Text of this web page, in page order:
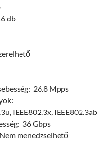
db
26.8 Mpps
IEEE802.3x, IEEE802.3ab
36 Gbps
menedzselhető